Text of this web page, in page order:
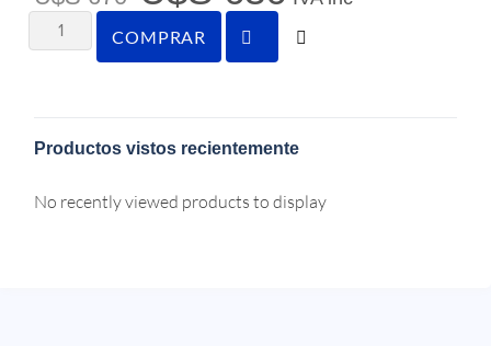
COMPRAR
Productos vistos recientemente
No recently viewed products to display